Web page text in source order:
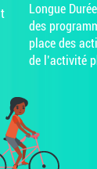
Longue
des
place des
de l’activité